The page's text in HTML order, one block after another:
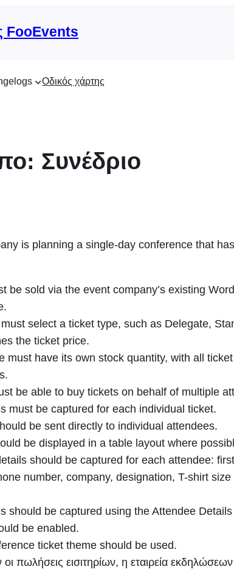
FooEvents
Οδικός χάρτης
Συνέδριο
is planning a single-day conference that
be sold via the event company’s existing
select a ticket type, such as Delegate,
the ticket price.
must have its own stock quantity, with all
be able to buy tickets on behalf of multiple
must be captured for each individual ticket.
be sent directly to individual attendees.
be displayed in a table layout where
should be captured for each attendee:
number, company, designation, T-shirt
should be captured using the Attendee
be enabled.
ticket theme should be used.
οι πωλήσεις εισιτηρίων, η εταιρεία